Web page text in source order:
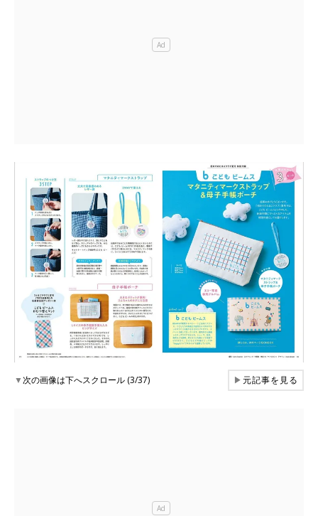
▼次の画像は下へスクロール (3/37) ▶元記事を見る